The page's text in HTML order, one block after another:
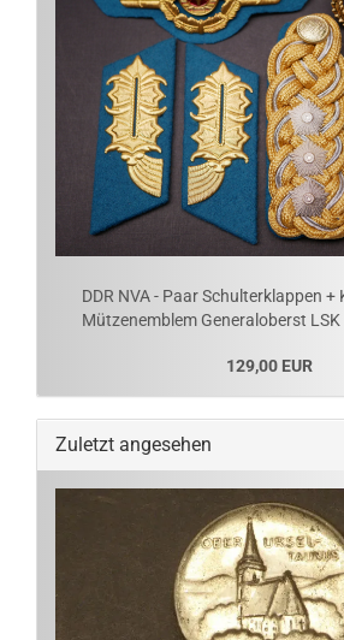
DDR NVA - Paar Schulterklappen +
Mützenemblem Generaloberst
129,00 EUR
Zuletzt angesehen